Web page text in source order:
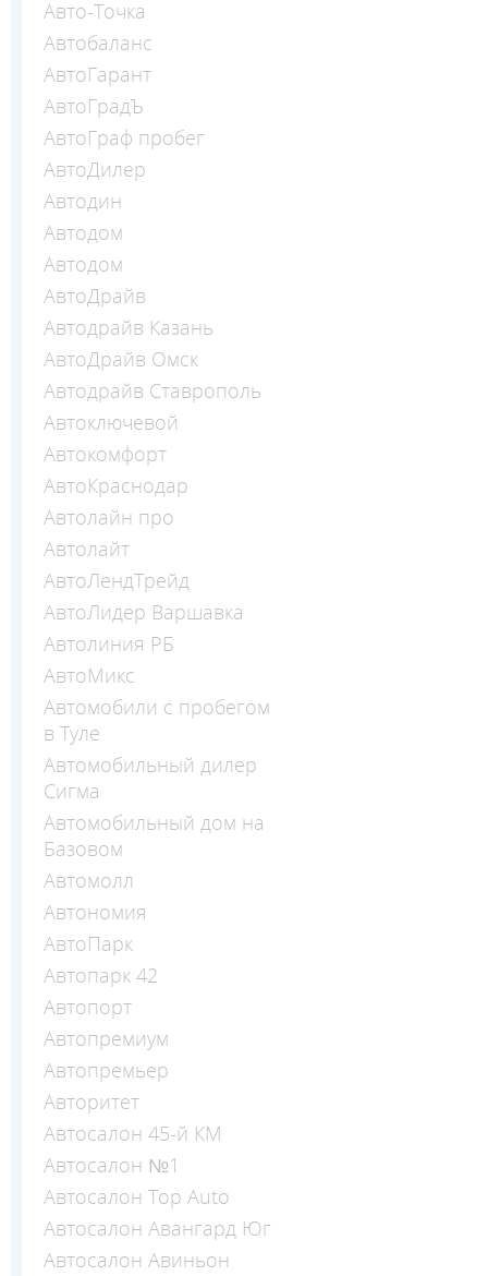
Авто-Точка
Автобаланс
АвтоГарант
АвтоГрадЪ
АвтоГраф пробег
АвтоДилер
Автодин
Автодом
Автодом
АвтоДрайв
Автодрайв Казань
АвтоДрайв Омск
Автодрайв Ставрополь
Автоключевой
Автокомфорт
АвтоКраснодар
Автолайн про
Автолайт
АвтоЛендТрейд
АвтоЛидер Варшавка
Автолиния РБ
АвтоМикс
Автомобили с пробегом
в Туле
Автомобильный дилер
Сигма
Автомобильный дом на
Базовом
Автомолл
Автономия
АвтоПарк
Автопарк 42
Автопорт
Автопремиум
Автопремьер
Авторитет
Автосалон 45-й КМ
Автосалон №1
Автосалон Top Auto
Автосалон Авангард Юг
Автосалон Авиньон